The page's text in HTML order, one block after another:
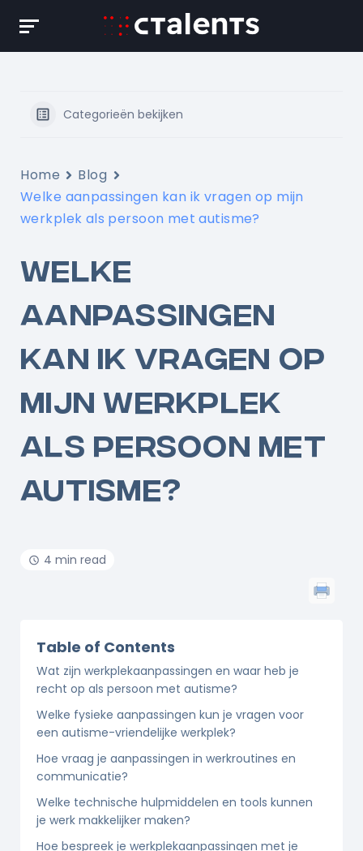
content
Categorieën bekijken
Home
Blog
Welke aanpassingen kan ik vragen op mijn
werkplek als persoon met autisme?
WELKE
AANPASSINGEN
KAN IK VRAGEN OP
MIJN WERKPLEK
ALS PERSOON MET
AUTISME?
4 min read
Table of Contents
Wat zijn werkplekaanpassingen en waar heb je
recht op als persoon met autisme?
Welke fysieke aanpassingen kun je vragen voor
een autisme-vriendelijke werkplek?
Hoe vraag je aanpassingen in werkroutines en
communicatie?
Welke technische hulpmiddelen en tools kunnen
je werk makkelijker maken?
Hoe bespreek je werkplekaanpassingen met je